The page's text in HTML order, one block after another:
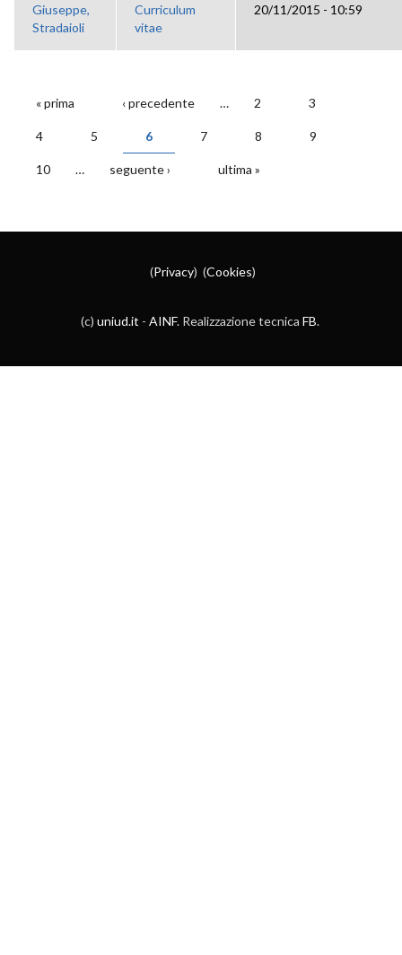
Giuseppe,
Stradaioli
Curriculum
vitae
20/11/2015 - 10:59
PAGINE
« prima ‹ precedente … 2 3
4 5 6 7 8 9
10 … seguente › ultima »
(Privacy) (Cookies)
(c) uniud.it - AINF. Realizzazione tecnica FB.